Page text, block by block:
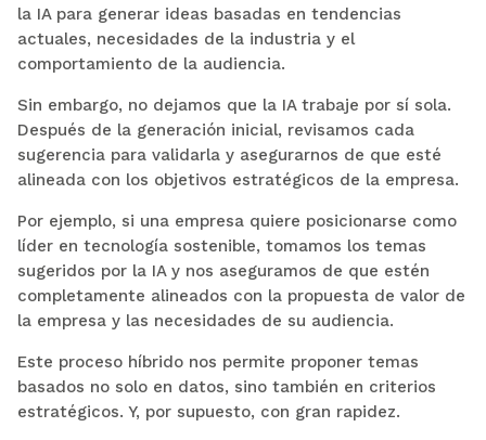
la IA para generar ideas basadas en tendencias
actuales, necesidades de la industria y el
comportamiento de la audiencia.
Sin embargo, no dejamos que la IA trabaje por sí sola.
Después de la generación inicial, revisamos cada
sugerencia para validarla y asegurarnos de que esté
alineada con los objetivos estratégicos de la empresa.
Por ejemplo, si una empresa quiere posicionarse como
líder en tecnología sostenible, tomamos los temas
sugeridos por la IA y nos aseguramos de que estén
completamente alineados con la propuesta de valor de
la empresa y las necesidades de su audiencia.
Este proceso híbrido nos permite proponer temas
basados no solo en datos, sino también en criterios
estratégicos. Y, por supuesto, con gran rapidez.